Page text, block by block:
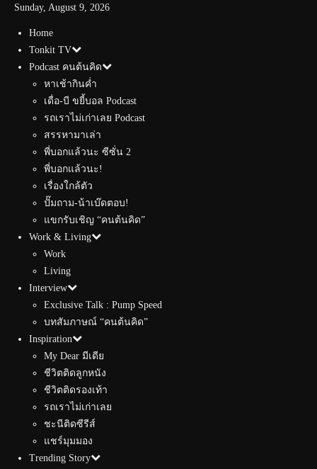
Sunday, August 9, 2026
Home
Tonkit TV
Podcast คนต้นคิด
หาเช้ากินค่ำ
เดื่อ-บี ขยี้บอล Podcast
รถเราไม่เก่าเลย Podcast
สรรหามาเล่า
พี่บอกแล้วนะ ซีซั่น 2
พี่บอกแล้วนะ!
เรื่องใกล้ตัว
ปั๊มถาม-น้าเบ๊ดตอบ!
แขกรับเชิญ “คนต้นคิด”
Work & Living
Work
Living
Interview
Exclusive Talk : Pump Speed
บทสัมภาษณ์ “คนต้นคิด”
Inspiration
My Dear มีเดีย
ชีวิตติดลูกหนัง
ชีวิตติดรองเท้า
รถเราไม่เก่าเลย
ชะนีติดซีรีส์
แชร์มุมมอง
Trending Story